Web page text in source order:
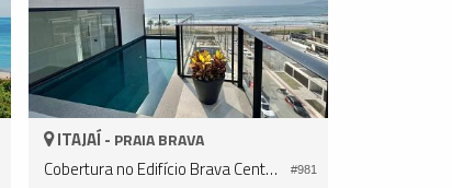
#981
ITAJAÍ - PRAIA BRAVA
Cobertura no Edifício Brava Center Residence